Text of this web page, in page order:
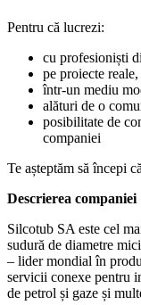
Pentru că lucrezi:
cu profesioniști
pe proiecte
într-un mediu
alături de o
posibilitate de
companiei
Te așteptăm să începi
Descrierea companiei
Silcotub SA este cel
sudură de diametre
– lider mondial în
servicii conexe pentru
de petrol și gaze și